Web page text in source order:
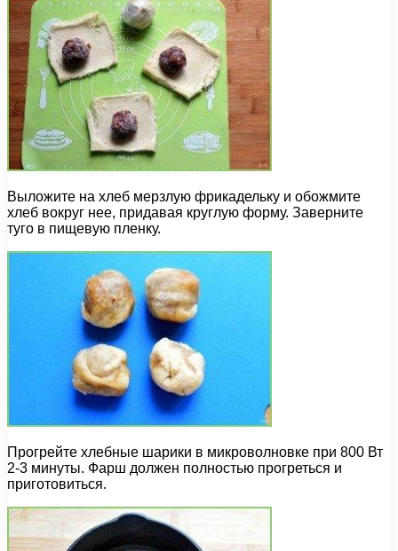
Выложите на хлеб мерзлую фрикадельку и обожмите
хлеб вокруг нее, придавая круглую форму. Заверните
туго в пищевую пленку.
Прогрейте хлебные шарики в микроволновке при 800 Вт
2-3 минуты. Фарш должен полностью прогреться и
приготовиться.